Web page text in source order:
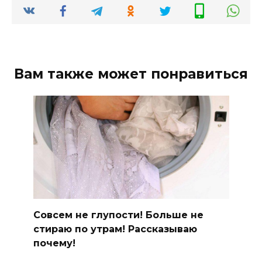
Вам также может понравиться
Совсем не глупости! Больше не
стираю по утрам! Рассказываю
почему!